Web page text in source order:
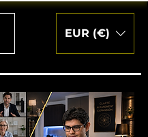
EUR (€)